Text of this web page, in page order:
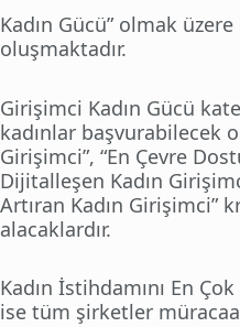
Kadın Gücü” olmak
oluşmaktadır.
Girişimci Kadın Gücü
kadınlar başvurabilecek
Girişimci”, “En Çevre
Dijitalleşen Kadın
Artıran Kadın Girişimci”
alacaklardır.
Kadın İstihdamını En
ise tüm şirketler